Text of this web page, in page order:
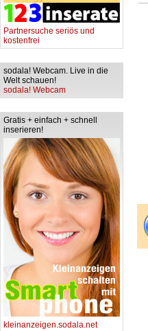
Partnersuche seriös und
kostenfrei
sodala! Webcam. Live in die
Welt schauen!
sodala! Webcam
Gratis + einfach + schnell
inserieren!
kleinanzeigen.sodala.net